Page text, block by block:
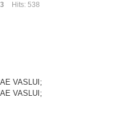
Hits: 538
VASLUI;
VASLUI;